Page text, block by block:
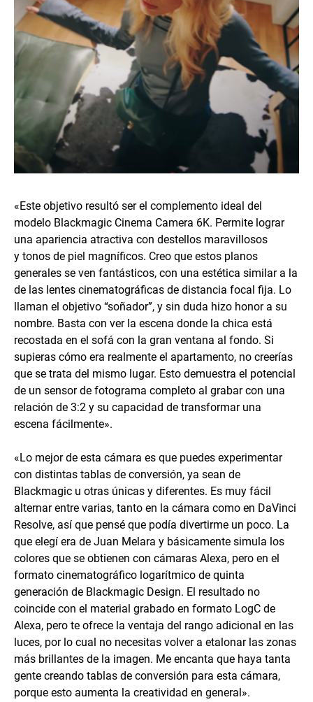
«Este objetivo resultó ser el complemento ideal del
modelo Blackmagic Cinema Camera 6K. Permite lograr
una apariencia atractiva con destellos maravillosos
y tonos de piel magníficos. Creo que estos planos
generales se ven fantásticos, con una estética similar a la
de las lentes cinematográficas de distancia focal fija. Lo
llaman el objetivo “soñador”, y sin duda hizo honor a su
nombre. Basta con ver la escena donde la chica está
recostada en el sofá con la gran ventana al fondo. Si
supieras cómo era realmente el apartamento, no creerías
que se trata del mismo lugar. Esto demuestra el potencial
de un sensor de fotograma completo al grabar con una
relación de 3:2 y su capacidad de transformar una
escena fácilmente».
«Lo mejor de esta cámara es que puedes experimentar
con distintas tablas de conversión, ya sean de
Blackmagic u otras únicas y diferentes. Es muy fácil
alternar entre varias, tanto en la cámara como en DaVinci
Resolve, así que pensé que podía divertirme un poco. La
que elegí era de Juan Melara y básicamente simula los
colores que se obtienen con cámaras Alexa, pero en el
formato cinematográfico logarítmico de quinta
generación de Blackmagic Design. El resultado no
coincide con el material grabado en formato LogC de
Alexa, pero te ofrece la ventaja del rango adicional en las
luces, por lo cual no necesitas volver a etalonar las zonas
más brillantes de la imagen. Me encanta que haya tanta
gente creando tablas de conversión para esta cámara,
porque esto aumenta la creatividad en general».